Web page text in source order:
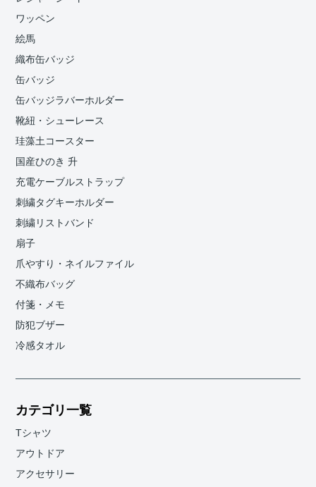
ワッペン
絵馬
織布缶バッジ
缶バッジ
缶バッジラバーホルダー
靴紐・シューレース
珪藻土コースター
国産ひのき 升
充電ケーブルストラップ
刺繍タグキーホルダー
刺繍リストバンド
扇子
爪やすり・ネイルファイル
不織布バッグ
付箋・メモ
防犯ブザー
冷感タオル
カテゴリ一覧
Tシャツ
アウトドア
アクセサリー